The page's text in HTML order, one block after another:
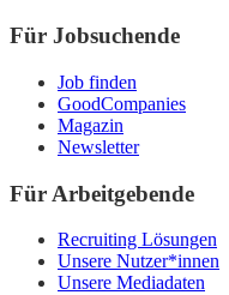
Für Jobsuchende
Job finden
GoodCompanies
Magazin
Newsletter
Für Arbeitgebende
Recruiting Lösungen
Unsere Nutzer*innen
Unsere Mediadaten